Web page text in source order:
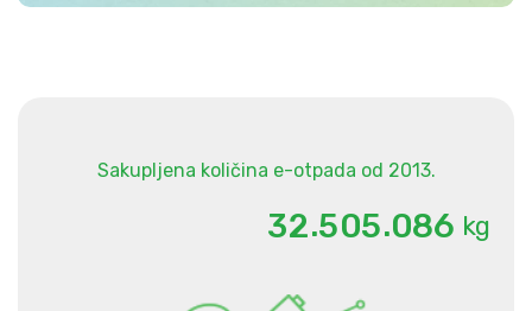
Sakupljena količina e-otpada od 2013.
32.505.086 kg